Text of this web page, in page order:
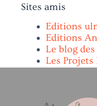
Sites amis
Editions
Editions
Le blog
Les Projets